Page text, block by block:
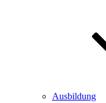
Ausbildung